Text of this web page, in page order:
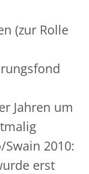
(zur Rolle
Jahren um
2010:
erst